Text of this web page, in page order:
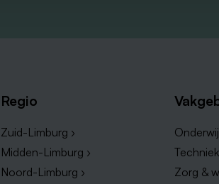
Regio
Zuid-Limburg ›
Midden-Limburg ›
Noord-Limburg ›
Zorg &